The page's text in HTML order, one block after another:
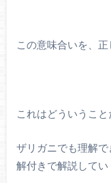
この意味合いを、正
これはどういうこと
ザリガニでも理解
解付きで解説してい